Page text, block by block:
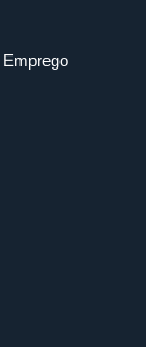
Emprego